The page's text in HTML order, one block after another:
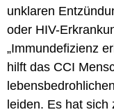
unklaren
oder HIV-
„Immundefizienz
hilft das CCI
leiden. Es hat